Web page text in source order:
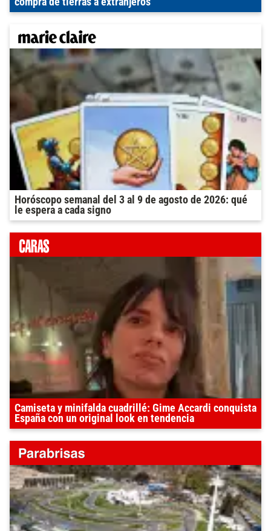
Horóscopo semanal del 3 al 9 de agosto de 2026: qué
le espera a cada signo
Camiseta y minifalda cuadrillé: Gime Accardi conquista
España con un original look en tendencia